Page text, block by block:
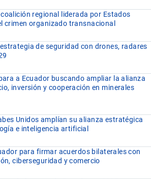
regional liderada por Estados
crimen organizado transnacional
de seguridad con drones, radares
a Ecuador buscando ampliar la alianza
inversión y cooperación en minerales
Unidos amplían su alianza estratégica
e inteligencia artificial
para firmar acuerdos bilaterales con
ciberseguridad y comercio